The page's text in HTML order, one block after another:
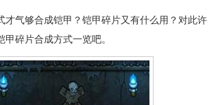
气够合成铠甲？铠甲碎片又有什么用？对此许
碎片合成方式一览吧。